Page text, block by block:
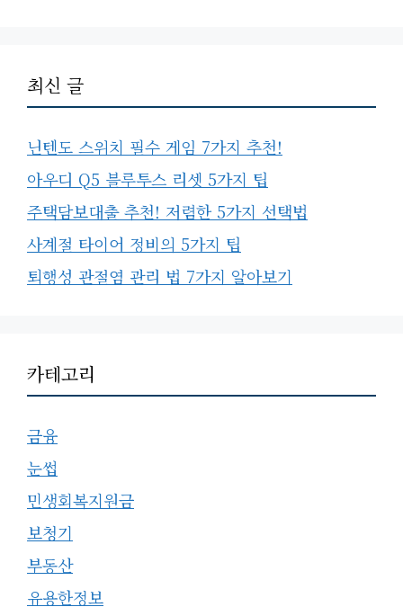
최신 글
닌텐도 스위치 필수 게임 7가지 추천!
아우디 Q5 블루투스 리셋 5가지 팁
주택담보대출 추천! 저렴한 5가지 선택법
사계절 타이어 정비의 5가지 팁
퇴행성 관절염 관리 법 7가지 알아보기
카테고리
금융
눈썹
민생회복지원금
보청기
부동산
유용한정보